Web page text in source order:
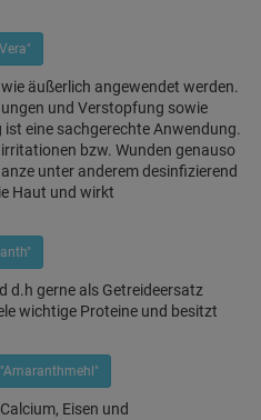
äußerlich angewendet werden.
und Verstopfung sowie
eine sachgerechte Anwendung.
bzw. Wunden genauso
unter anderem desinfizierend
Haut und wirkt
d.h gerne als Getreideersatz
wichtige Proteine und besitzt
Eisen und